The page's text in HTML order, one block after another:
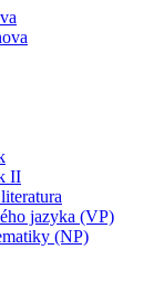
II
jazyka (VP)
(NP)